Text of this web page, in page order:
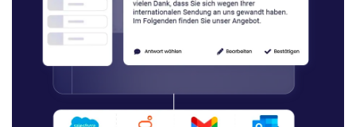
Genaue Übertragung Der Fallgeschichte
Fallverlauf über alle Kundenkontaktpunkte
hinweg genau verfolgen.